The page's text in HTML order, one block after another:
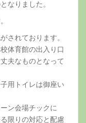
なりました。
されております。
体育館の出入り口
夫なものとなって
用トイレは御座い
ン会場チックに
限りの対応と配慮